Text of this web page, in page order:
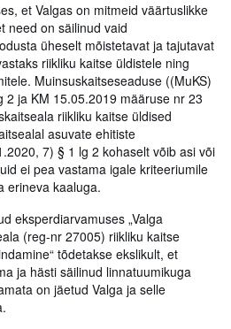
et Valgas on mitmeid väärtuslikke
need on säilinud vaid
üheselt mõistetavat ja tajutavat
riikliku kaitse üldistele ning
Muinsuskaitseseaduse ((MuKS)
2 ja KM 15.05.2019 määruse nr 23
riikliku kaitse üldised
asuvate ehitiste
7) § 1 lg 2 kohaselt võib asi või
ei pea vastama igale kriteeriumile
erineva kaaluga.
eksperdiarvamuses „Valga
(reg-nr 27005) riikliku kaitse
tõdetakse ekslikult, et
ja hästi säilinud linnatuumikuga
on jäetud Valga ja selle